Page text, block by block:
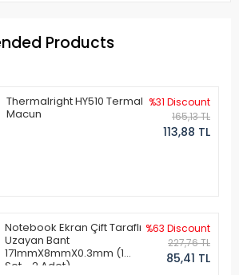
Products
Thermalright HY510 Termal
Macun
%31 Discount
165,13 TL
113,88 TL
Notebook Ekran Çift Taraflı
Uzayan Bant
171mmX8mmX0.3mm (1
Set - 2 Adet)
%63 Discount
227,76 TL
85,41 TL